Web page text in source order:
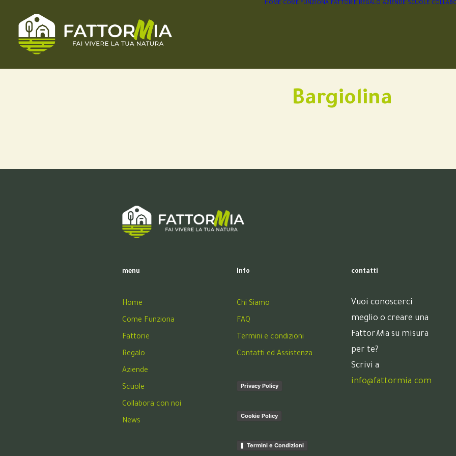
HOME COME FUNZIONA FATTORIE REGALO AZIENDE SCUOLE
Bargiolina
menu
Home
Come Funziona
Fattorie
Regalo
Aziende
Scuole
Collabora con noi
News
Info
Chi Siamo
FAQ
Termini e condizioni
Contatti ed Assistenza
Privacy Policy
Cookie Policy
Termini e Condizioni
contatti
Vuoi conoscerci
meglio o creare una
FattorMia su misura
per te?
Scrivi a
info@fattormia.com